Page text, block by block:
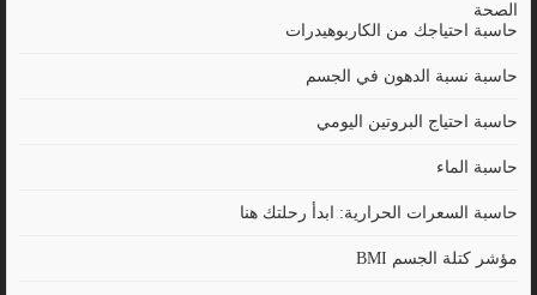
الصحة
حاسبة احتياجك من الكاربوهيدرات
حاسبة نسبة الدهون في الجسم
حاسبة احتياج البروتين اليومي
حاسبة الماء
حاسبة السعرات الحرارية: ابدأ رحلتك هنا
مؤشر كتلة الجسم BMI